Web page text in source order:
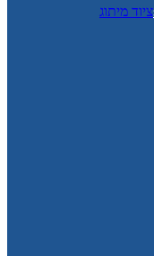
ציוד מיתוג